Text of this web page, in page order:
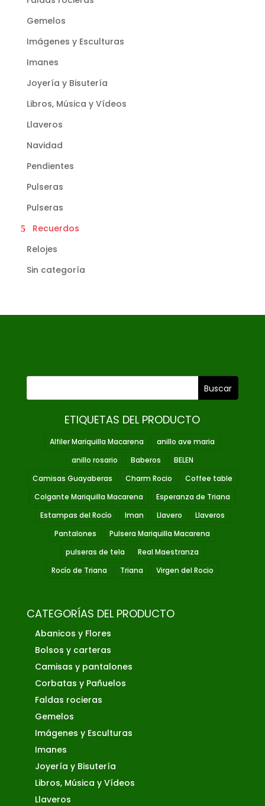
Gemelos
Imágenes y Esculturas
Imanes
Joyería y Bisutería
Libros, Música y Vídeos
Llaveros
Navidad
Pendientes
Pulseras
Pulseras
Recuerdos
Relojes
Sin categoría
ETIQUETAS DEL PRODUCTO
Alfiler Mariquilla Macarena
anillo ave maria
anillo rosario
Baberos
BELEN
Camisas Guayaberas
Charm Rocio
Coffee table
Colgante Mariquilla Macarena
Esperanza de Triana
Estampas del Rocío
Iman Llavero
Llaveros
Pantalones
Pulsera Mariquilla Macarena
pulseras de tela
Real Maestranza
Rocío de Triana
Triana Virgen del Rocio
CATEGORÍAS DEL PRODUCTO
Abanicos y Flores
Bolsos y carteras
Camisas y pantalones
Corbatas y Pañuelos
Faldas rocieras
Gemelos
Imágenes y Esculturas
Imanes
Joyería y Bisutería
Libros, Música y Vídeos
Llaveros